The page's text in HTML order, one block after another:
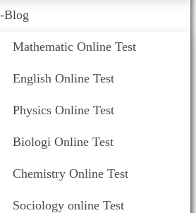
Blog
Mathematic Online Test
English Online Test
Physics Online Test
Biologi Online Test
Chemistry Online Test
Sociology online Test